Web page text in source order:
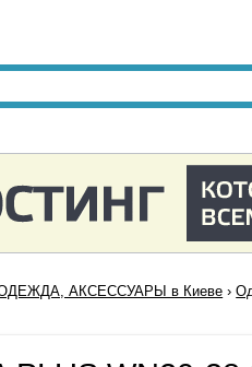
АКСЕССУАРЫ в Киеве ›